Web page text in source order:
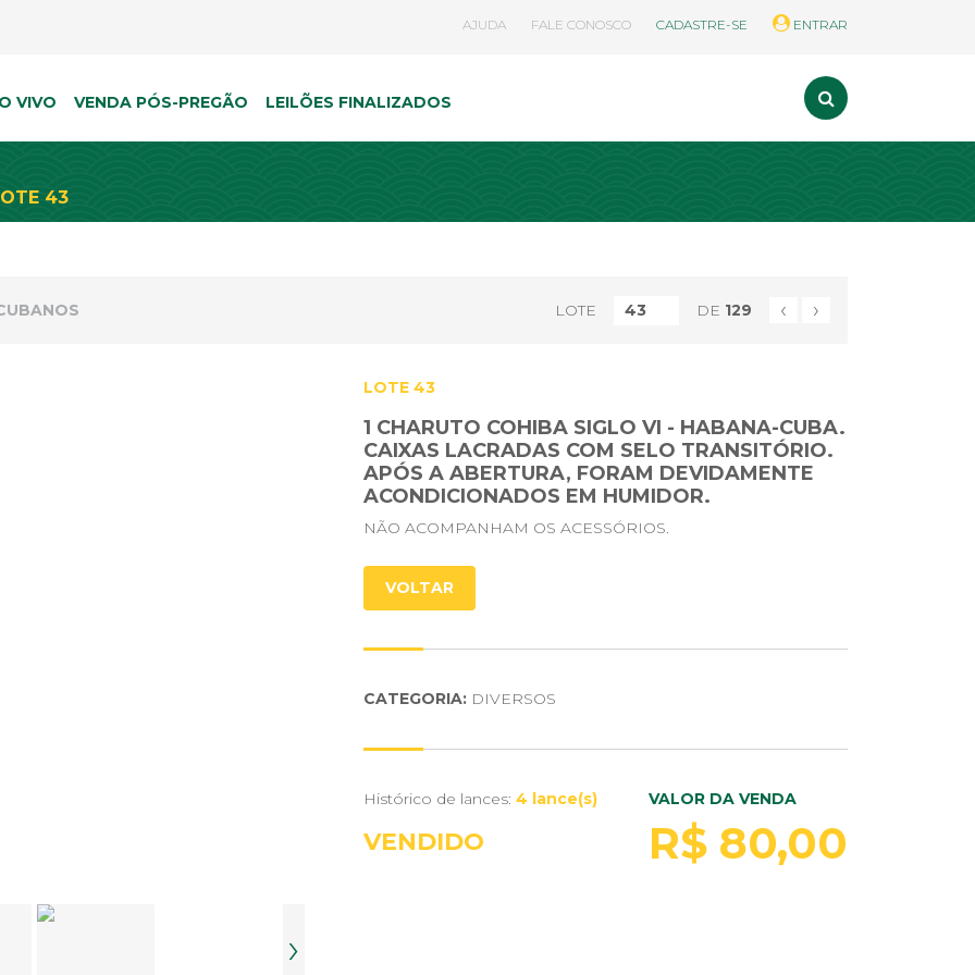
AJUDA FALE CONOSCO CADASTRE-SE ENTRAR
VIVO VENDA PÓS-PREGÃO LEILÕES FINALIZADOS
43
LOTE DE 129 ‹ ›
›
LOTE 43
1 CHARUTO COHIBA SIGLO VI - HABANA-CUBA.
CAIXAS LACRADAS COM SELO TRANSITÓRIO.
APÓS A ABERTURA, FORAM DEVIDAMENTE
ACONDICIONADOS EM HUMIDOR.
NÃO ACOMPANHAM OS ACESSÓRIOS.
VOLTAR
CATEGORIA: DIVERSOS
Histórico de lances: 4 lance(s)
VENDIDO
VALOR DA VENDA
R$ 80,00